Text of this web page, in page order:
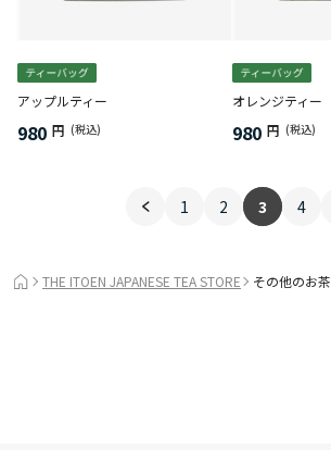
アップルティー
980 円 (税込)
オレンジティー
980 円 (税込)
1 2 3 4
THE ITOEN JAPANESE TEA STORE その他のお茶